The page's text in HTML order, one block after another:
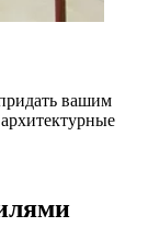
вашим